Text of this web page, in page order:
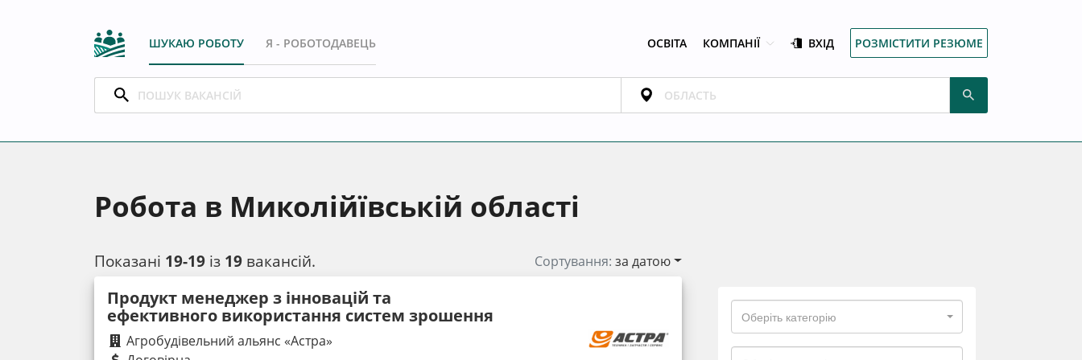
ШУКАЮ РОБОТУ Я - РОБОТОДАВЕЦЬ ОСВІТА КОМПАНІЇ ВХІД РОЗМІСТИТИ РЕЗЮМЕ
Робота в Миколійївській області
Показані 19-19 із 19 вакансій. Сортування:за датою
Продукт менеджер з інновацій та
ефективного використання систем зрошення
Агробудівельний альянс «Астра»
Оберіть категорію